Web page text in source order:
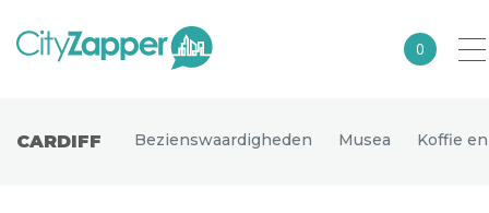
0
CARDIFF Bezienswaardigheden Musea Koffie